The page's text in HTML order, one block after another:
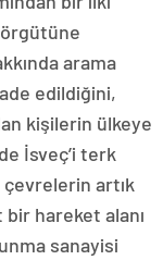
arama
edildiğini,
kişilerin ülkeye
İsveç’i terk
çevrelerin artık
hareket alanı
sanayisi